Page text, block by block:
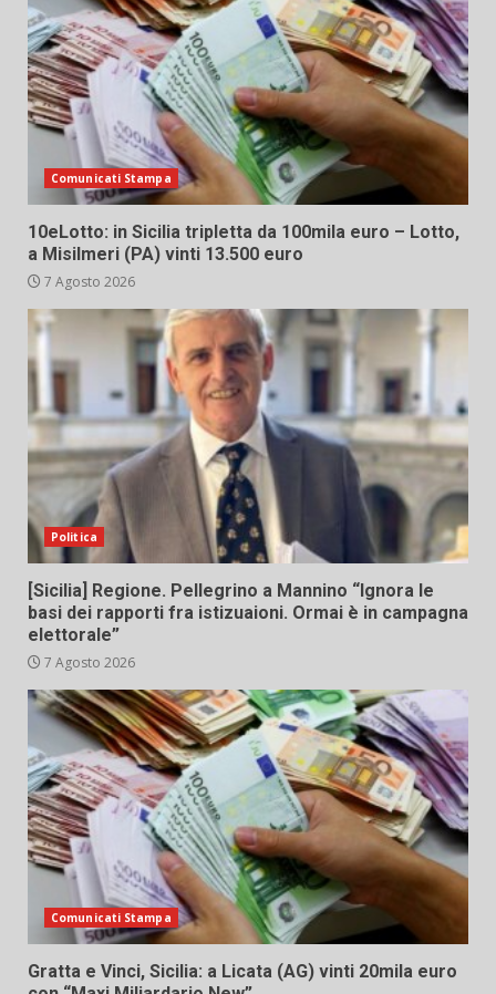
Comunicati Stampa
10eLotto: in Sicilia tripletta da 100mila euro – Lotto,
a Misilmeri (PA) vinti 13.500 euro
7 Agosto 2026
Politica
[Sicilia] Regione. Pellegrino a Mannino “Ignora le
basi dei rapporti fra istizuaioni. Ormai è in campagna
elettorale”
7 Agosto 2026
Comunicati Stampa
Gratta e Vinci, Sicilia: a Licata (AG) vinti 20mila euro